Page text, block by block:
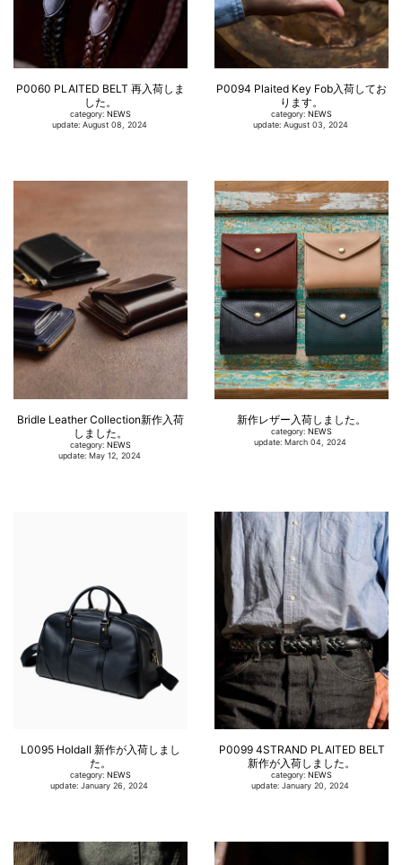
P0060 PLAITED BELT 再入荷しま
した。
category: NEWS
update: August 08, 2024
P0094 Plaited Key Fob入荷してお
ります。
category: NEWS
update: August 03, 2024
Bridle Leather Collection新作入荷
しました。
category: NEWS
update: May 12, 2024
新作レザー入荷しました。
category: NEWS
update: March 04, 2024
L0095 Holdall 新作が入荷しまし
た。
category: NEWS
update: January 26, 2024
P0099 4STRAND PLAITED BELT
新作が入荷しました。
category: NEWS
update: January 20, 2024